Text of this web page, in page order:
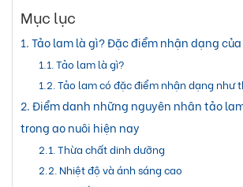
Mục lục
Tảo lam là gì? Đặc điểm nhận dạng
Tảo lam là gì?
Tảo lam có đặc điểm nhận dạng như
Điểm danh những nguyên nhân tảo
trong ao nuôi hiện nay
Thừa chất dinh dưỡng
Nhiệt độ và ánh sáng cao